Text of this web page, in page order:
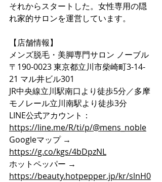
それからスタートした。女性専用の隠
れ家的サロンを運営しています。
【店舗情報】
メンズ脱毛・美脚専門サロン ノーブル
〒190-0023 東京都立川市柴崎町3-14-
21 マル井ビル301
JR中央線立川駅南口より徒歩5分／多摩
モノレール立川南駅より徒歩3分
LINE公式アカウント：
https://line.me/R/ti/p/@mens_noble
Googleマップ →
https://g.co/kgs/4bDpzNL
ホットペッパー →
https://beauty.hotpepper.jp/kr/slnH0